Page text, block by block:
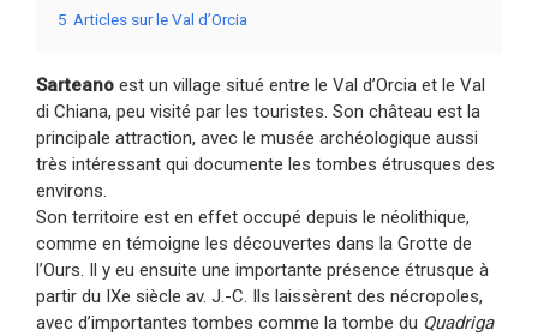
5 Articles sur le Val d’Orcia
Sarteano est un village situé entre le Val d’Orcia et le Val
di Chiana, peu visité par les touristes. Son château est la
principale attraction, avec le musée archéologique aussi
très intéressant qui documente les tombes étrusques des
environs.
Son territoire est en effet occupé depuis le néolithique,
comme en témoigne les découvertes dans la Grotte de
l’Ours. Il y eu ensuite une importante présence étrusque à
partir du IXe siècle av. J.-C. Ils laissèrent des nécropoles,
avec d’importantes tombes comme la tombe du Quadriga